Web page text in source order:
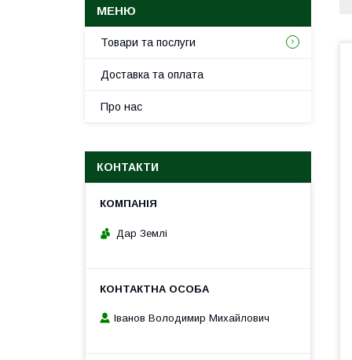
Товари та послуги
Доставка та оплата
Про нас
КОНТАКТИ
Дар Землі
Іванов Володимир Михайлович